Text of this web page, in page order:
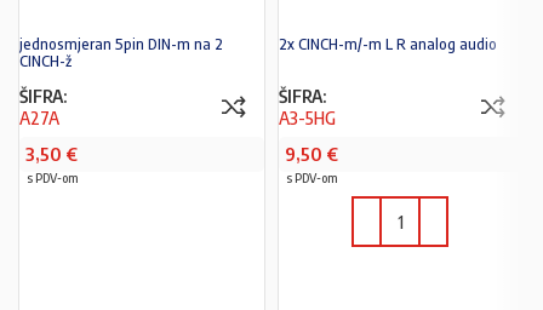
jednosmjeran 5pin DIN-m na 2
CINCH-ž
ŠIFRA:
A27A
3,50 €
s PDV-om
2x CINCH-m/-m L R analog audio
ŠIFRA:
A3-5HG
9,50 €
s PDV-om